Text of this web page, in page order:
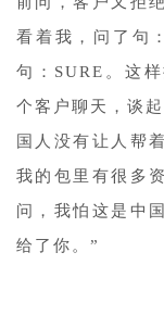
看着我，问了句
句：SURE。这
个客户聊天，谈
国人没有让人帮
我的包里有很多
问，我怕这是中
给了你。”